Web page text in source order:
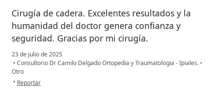
Cirugía de cadera. Excelentes resultados y la
humanidad del doctor genera confianza y
seguridad. Gracias por mi cirugía.
23 de julio de 2025
• Consultorio Dr Camilo Delgado Ortopedia y Traumatologia - Ipiales. •
Otro
• en opinión del usuario M. R.
Reportar